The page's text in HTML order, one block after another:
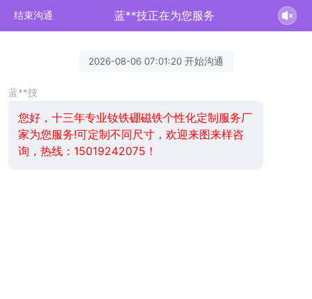
结束沟通 蓝**技正在为您服务
2026-08-06 07:01:20 开始沟通
蓝**技
您好，十三年专业钕铁硼磁铁个性化定制服务厂
家为您服务!可定制不同尺寸，欢迎来图来样咨
询，热线：15019242075！